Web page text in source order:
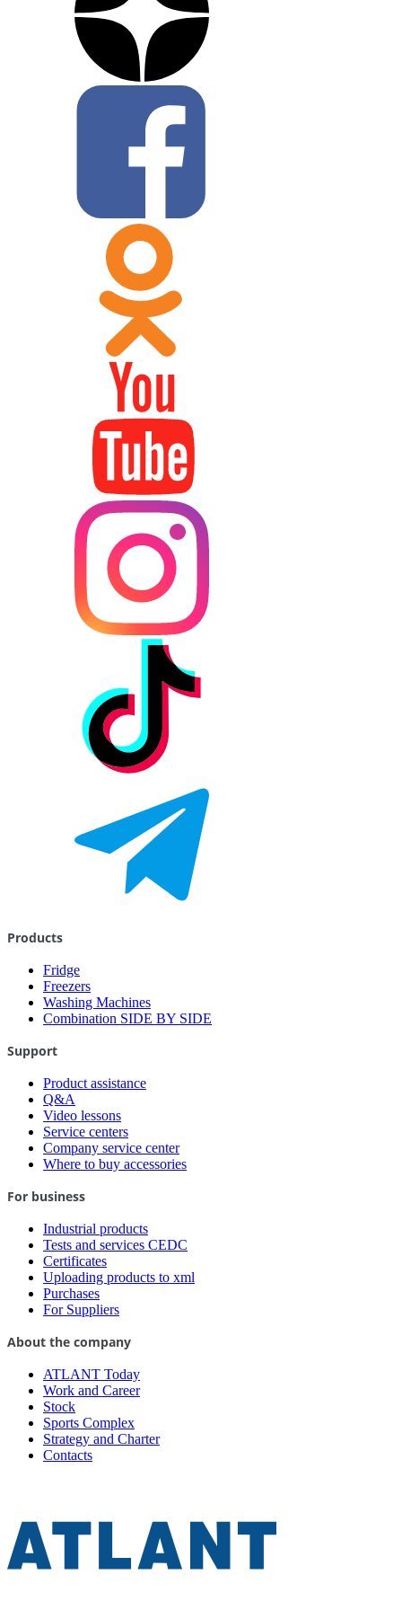
Products
Fridge
Freezers
Washing Machines
Combination SIDE BY SIDE
Support
Product assistance
Q&A
Video lessons
Service centers
Company service center
Where to buy accessories
For business
Industrial products
Tests and services CEDC
Certificates
Uploading products to xml
Purchases
For Suppliers
About the company
ATLANT Today
Work and Career
Stock
Sports Complex
Strategy and Charter
Contacts